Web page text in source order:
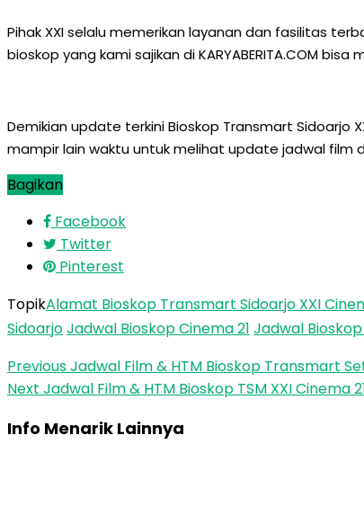
Pihak XXI selalu memerikan layanan dan fasilitas
bioskop yang kami sajikan di KARYABERITA.COM
Demikian update terkini Bioskop Transmart Sidoarjo
mampir lain waktu untuk melihat update jadwal film
Bagikan
Facebook
Twitter
Pinterest
TopikAlamat Bioskop Transmart Sidoarjo XXI
SidoarjoJadwal Bioskop Cinema 21 Jadwal
PreviousJadwal Film & HTM Bioskop Transmart
Next Jadwal Film & HTM Bioskop TSM XXI Cinema
Info Menarik Lainnya